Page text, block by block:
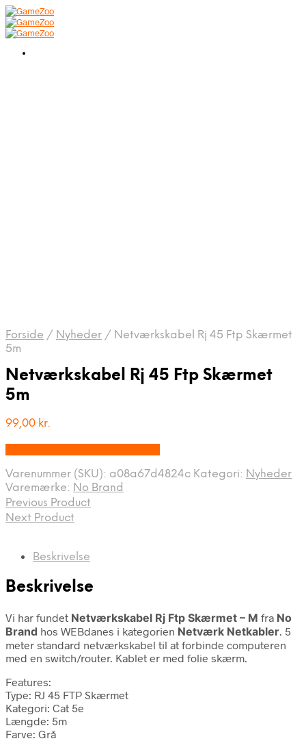
Forside / Nyheder / Netværkskabel Rj 45 Ftp Skærmet
5m
Netværkskabel Rj 45 Ftp Skærmet
5m
99,00 kr.
Varenummer (SKU): a08a67d4824c Kategori: Nyheder
Varemærke: No Brand
Previous Product
Next Product
Beskrivelse
Beskrivelse
Vi har fundet Netværkskabel Rj Ftp Skærmet – M fra No
Brand hos WEBdanes i kategorien Netværk Netkabler. 5
meter standard netværkskabel til at forbinde computeren
med en switch/router. Kablet er med folie skærm.
Features:
Type: RJ 45 FTP Skærmet
Kategori: Cat 5e
Længde: 5m
Farve: Grå